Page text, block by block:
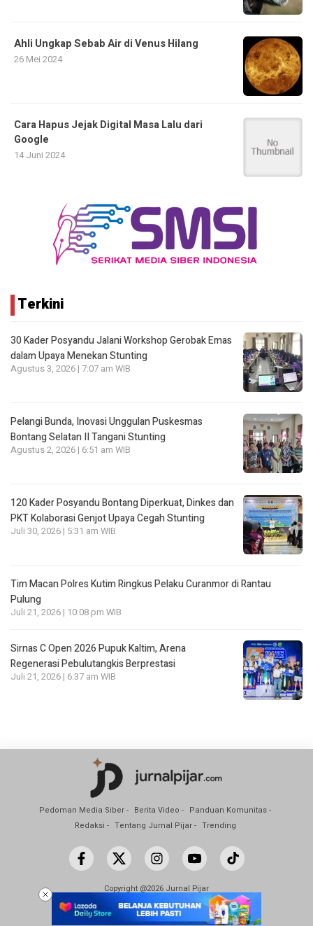
Ahli Ungkap Sebab Air di Venus Hilang
26 Mei 2024
Cara Hapus Jejak Digital Masa Lalu dari
Google
14 Juni 2024
Terkini
30 Kader Posyandu Jalani Workshop Gerobak Emas
dalam Upaya Menekan Stunting
Agustus 3, 2026 | 7:07 am WIB
Pelangi Bunda, Inovasi Unggulan Puskesmas
Bontang Selatan II Tangani Stunting
Agustus 2, 2026 | 6:51 am WIB
120 Kader Posyandu Bontang Diperkuat, Dinkes dan
PKT Kolaborasi Genjot Upaya Cegah Stunting
Juli 30, 2026 | 5:31 am WIB
Tim Macan Polres Kutim Ringkus Pelaku Curanmor di Rantau
Pulung
Juli 21, 2026 | 10:08 pm WIB
Sirnas C Open 2026 Pupuk Kaltim, Arena
Regenerasi Pebulutangkis Berprestasi
Juli 21, 2026 | 6:37 am WIB
Pedoman Media Siber Berita Video
Panduan Komunitas
Redaksi
Tentang Jurnal Pijar Trending
Copyright @2026 Jurnal Pijar
All Rights Reserved